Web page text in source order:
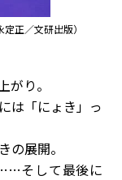
正／文研出版）
り。
は「にょき」っ
の展開。
そして最後に